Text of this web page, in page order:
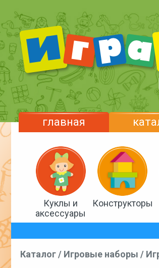
главная
Куклы и
аксессуары
Конструкторы
Каталог/ Игровые наборы /